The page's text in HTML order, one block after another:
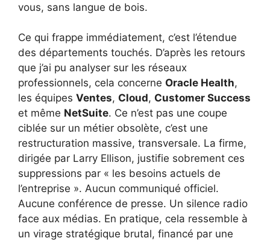
vous, sans langue de bois.
Ce qui frappe immédiatement, c’est l’étendue
des départements touchés. D’après les retours
que j’ai pu analyser sur les réseaux
professionnels, cela concerne Oracle Health,
les équipes Ventes, Cloud, Customer Success
et même NetSuite. Ce n’est pas une coupe
ciblée sur un métier obsolète, c’est une
restructuration massive, transversale. La firme,
dirigée par Larry Ellison, justifie sobrement ces
suppressions par « les besoins actuels de
l’entreprise ». Aucun communiqué officiel.
Aucune conférence de presse. Un silence radio
face aux médias. En pratique, cela ressemble à
un virage stratégique brutal, financé par une